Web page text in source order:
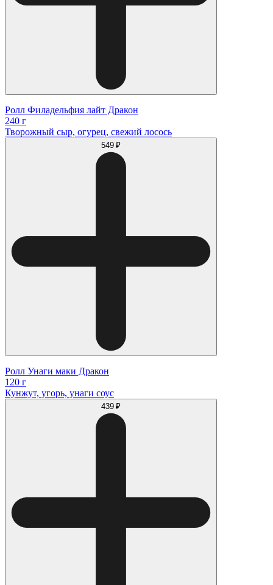
Ролл Филадельфия лайт Дракон
240 г
Творожный сыр, огурец, свежий лосось
549 ₽
Ролл Унаги маки Дракон
120 г
Кунжут, угорь, унаги соус
439 ₽